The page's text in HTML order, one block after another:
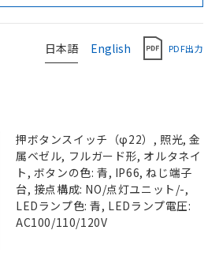
日本語 English PDF出力
押ボタンスイッチ（φ22）, 照光, 金
属ベゼル, フルガード形, オルタネイ
ト, ボタンの色: 青, IP66, ねじ端子
台, 接点構成: NO/点灯ユニット/-,
LEDランプ色: 青, LEDランプ電圧:
AC100/110/120V